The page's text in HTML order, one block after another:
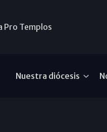
Pro Templos
Nuestra diócesis